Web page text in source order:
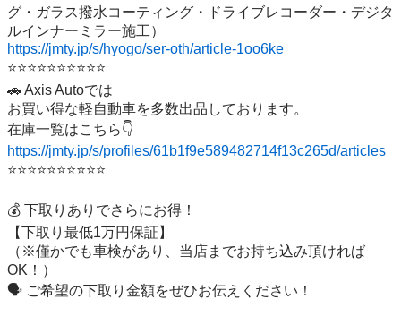
グ・ガラス撥水コーティング・ドライブレコーダー・デジタ
https://jmty.jp/s/hyogo/ser-oth/article-1oo6ke
⭐️⭐️⭐️⭐️⭐️⭐️⭐️⭐️⭐️⭐️
🚗 Axis Autoでは
お買い得な軽自動車を多数出品しております。
https://jmty.jp/s/profiles/61b1f9e589482714f13c265d/articles
⭐️⭐️⭐️⭐️⭐️⭐️⭐️⭐️⭐️⭐️
💰 下取りありでさらにお得！
【下取り最低1万円保証】
（※僅かでも車検があり、当店までお持ち込み頂ければ
OK！）
🗣 ご希望の下取り金額をぜひお伝えください！